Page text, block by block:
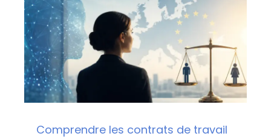
Comprendre les contrats de travail